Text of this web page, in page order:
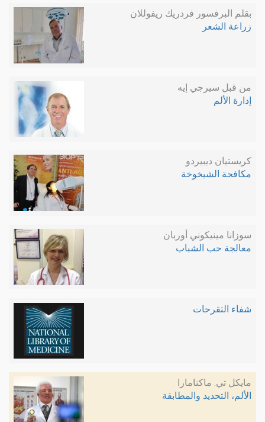
بقلم البرفسور فردريك ريفوللان
زراعة الشعر
من قبل سيرجي إيه
إدارة الألم
كريستيان ديبيردو
مكافحة الشيخوخة
سوزانا مينيكوني أوربان
معالجة حب الشباب
شفاء التقرحات
مايكل تي. ماكنامارا
الألم، التحديد والمطابقة